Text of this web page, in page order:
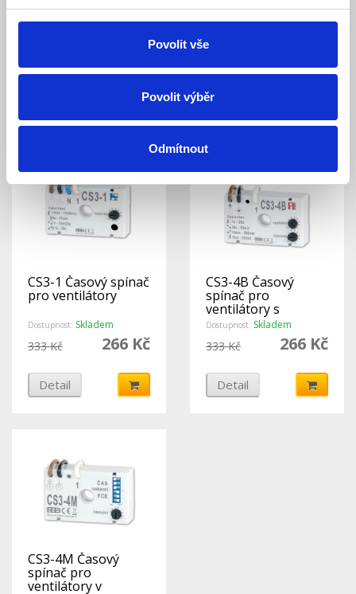
Povolit vše
Povolit výběr
Odmítnout
slouží ke zpožděnému zapnutí a vypnutí ventilátoru v
závislosti na osvětlení. Ke spuštění ventilátoru dojde 1s až
5min po zapnutí osvětlení. Nastavení se provádí trimrem
ventilátoru dojde v době 1s až 1,5h po vypnutí osvětlení.
Podobné a související výrobky
CS3-1 Časový spínač
pro ventilátory
Dostupnost: Skladem
266 Kč
333 Kč
Detail
CS3-4B Časový
spínač pro
ventilátory s
možností zpoždění
a v zapojení BEZ
NULOVÉHO vodiče.
Dostupnost: Skladem
266 Kč
333 Kč
Detail
CS3-4M Časový
spínač pro
ventilátory v